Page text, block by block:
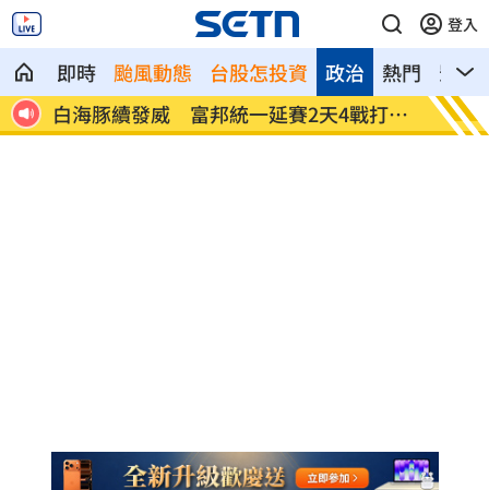
登入
即時 颱風動態 台股怎投資 熱門 影音
政治
這 白海豚續發威 富邦統一延賽2天4戰打不
成
《哈
光